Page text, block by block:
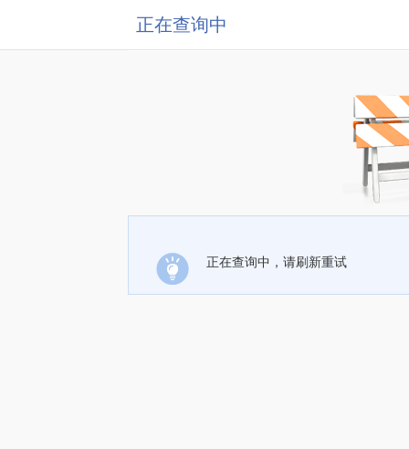
正在查询中
正在查询中，请刷新重试